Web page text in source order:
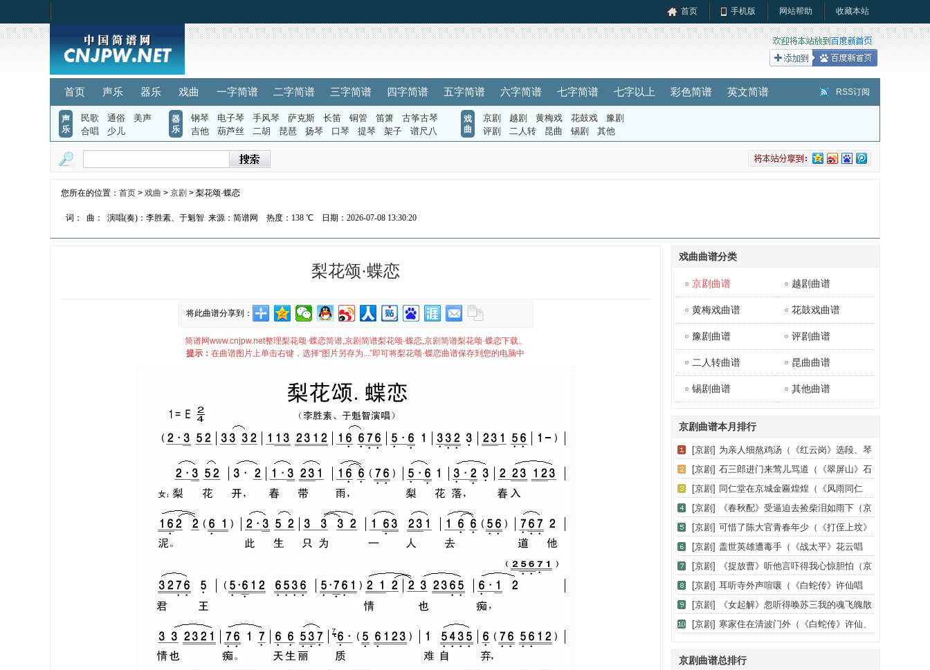
首页 手机版 网站帮助 收藏本站
首页 声乐 器乐 戏曲 一字简谱 二字简谱 三字简谱 四字简谱 五字简谱 六字简谱 七字简谱 七字以上 彩色简谱 英文简谱 RSS订阅
声
乐
民歌 通俗
美声
合唱
少儿
器
乐
钢琴 电子琴 手风琴 萨克斯 长笛 铜管 笛箫
古筝古琴
吉他
葫芦丝 二胡 琵琶 扬琴 口琴 提琴 架子 谱尺八
戏
曲
京剧 越剧 黄梅戏 花鼓戏
豫剧
评剧
二人转 昆曲 锡剧 其他
您所在的位置： 首页 > 戏曲 > 京剧 > 梨花颂·蝶恋
词： 曲： 演唱(奏)：李胜素、于魁智 来源：简谱网 热度： 138 ℃ 日期：2026-07-08 13:30:20
梨花颂·蝶恋
将此曲谱分享到：
简谱网www.cnjpw.net整理梨花颂·蝶恋简谱,京剧简谱梨花颂·蝶恋,京剧简谱梨花颂·蝶恋下载。
提示： 在曲谱图片上单击右键，选择“图片另存为...”即可将梨花颂·蝶恋曲谱保存到您的电脑中
戏曲曲谱分类
京剧曲谱 越剧曲谱
黄梅戏曲谱 花鼓戏曲谱
豫剧曲谱 评剧曲谱
二人转曲谱 昆曲曲谱
锡剧曲谱 其他曲谱
京剧曲谱本月排行
[京剧] 为亲人细熬鸡汤（《红云岗》选段、琴
谱）
[京剧] 石三郎进门来莺儿骂道（《翠屏山》石
秀唱段）
[京剧] 同仁堂在京城金匾煌煌（《风雨同仁
堂》乐徐氏唱段、琴谱）
[京剧]
《春秋配》受逼迫去捡柴泪如雨下（京
剧《春秋配》选段、琴谱）
[京剧] 可惜了陈大官青春年少（《打侄上坟》
陈伯愚、安人唱段）
[京剧] 盖世英雄遭毒手（《战太平》花云唱
段）
[京剧]
《捉放曹》听他言吓得我心惊胆怕（京
剧《捉放曹》选段、琴谱）
[京剧] 耳听寺外声喧嚷（《白蛇传》许仙唱
段）
[京剧]
《女起解》忽听得唤苏三我的魂飞魄散
（京剧《女起解》选段、琴谱）
[京剧] 寒家住在清波门外（《白蛇传》许仙、
京剧曲谱总排行